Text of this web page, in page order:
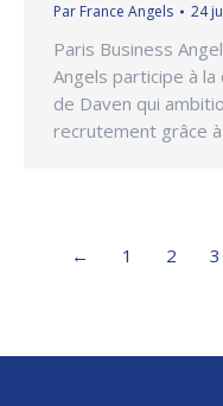
Par France Angels 24
Paris Business
Angels participe à
de Daven qui
recrutement grâce à
← 1 2 3